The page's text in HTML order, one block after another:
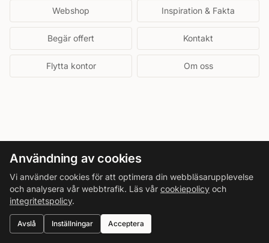
Webshop Inspiration & Fakta
Begär offert Kontakt
Flytta kontor Om oss
Användning av cookies
Vi använder cookies för att optimera din webbläsarupplevelse
och analysera vår webbtrafik. Läs vår cookiepolicy och
integritetspolicy.
Avslå Inställningar Acceptera